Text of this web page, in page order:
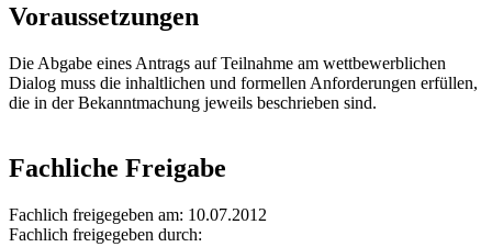
Voraussetzungen
Die Abgabe eines Antrags auf Teilnahme am wettbewerblichen
Dialog muss die inhaltlichen und formellen Anforderungen erfüllen,
die in der Bekanntmachung jeweils beschrieben sind.
Fachliche Freigabe
Fachlich freigegeben am: 10.07.2012
Fachlich freigegeben durch: